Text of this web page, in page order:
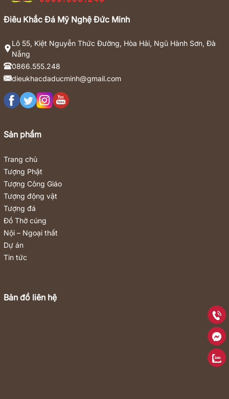
Điêu Khắc Đá Mỹ Nghệ Đức Minh
Lô 55, Kiệt Nguyễn Thức Đường, Hòa Hải, Ngũ Hành Sơn, Đà
Nẵng
0866.555.248
dieukhacdaducminh@gmail.com
Sản phẩm
Trang chủ
Tượng Phật
Tượng Công Giáo
Tượng động vật
Tượng đá
Đồ Thờ cúng
Nội – Ngoại thất
Dự án
Tin tức
Bản đồ liên hệ